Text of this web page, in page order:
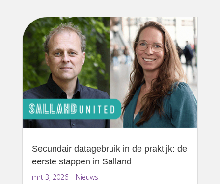
Secundair datagebruik in de praktijk: de
eerste stappen in Salland
mrt 3, 2026| Nieuws